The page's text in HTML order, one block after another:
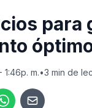
para
m.•3 min de